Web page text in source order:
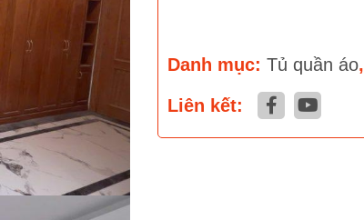
Danh mục: Tủ quần áo,
Liên kết: